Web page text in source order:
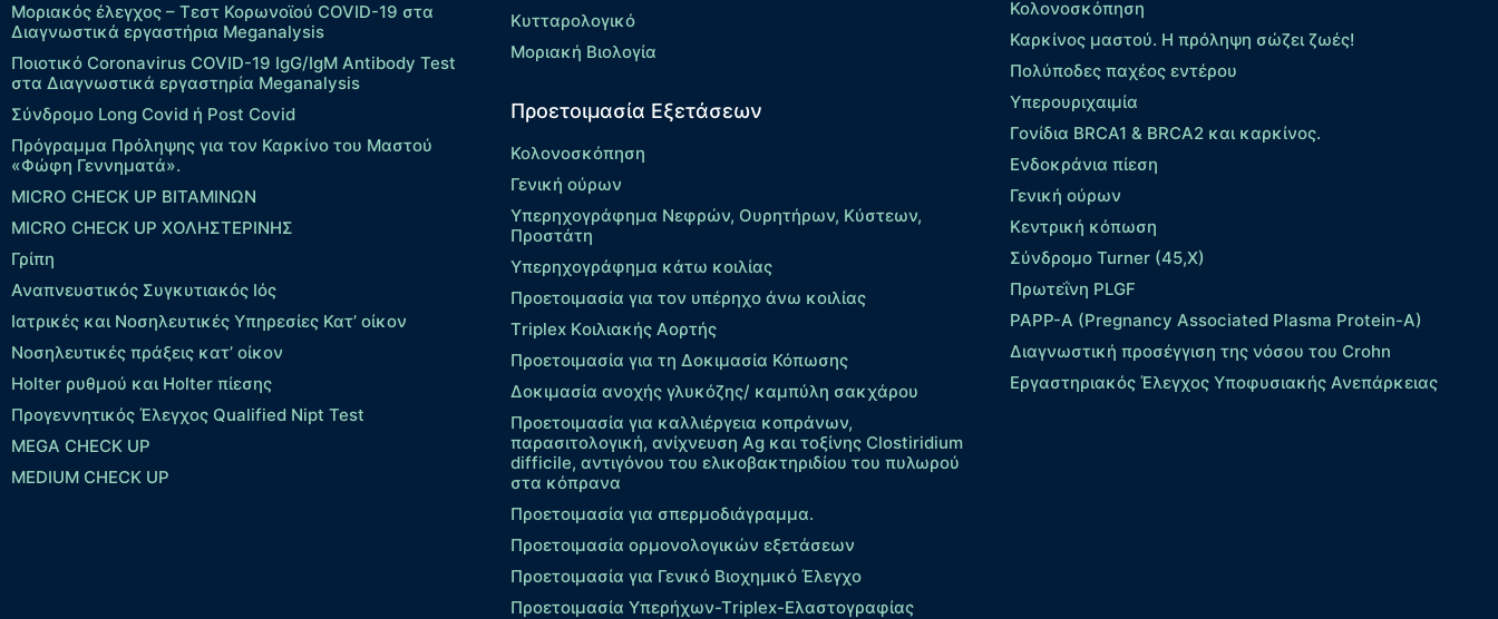
Μοριακός έλεγχος – Τεστ Κορωνοϊού COVID-19 στα
Διαγνωστικά εργαστήρια Meganalysis
Ποιοτικό Coronavirus COVID-19 IgG/IgM Antibody Test
στα Διαγνωστικά εργαστηρία Meganalysis
Σύνδρομο Long Covid ή Post Covid
Πρόγραμμα Πρόληψης για τον Καρκίνο του Μαστού
«Φώφη Γεννηματά».
MICRO CHECK UP ΒΙΤΑΜΙΝΩΝ
MICRO CHECK UP ΧΟΛΗΣΤΕΡΙΝΗΣ
Γρίπη
Αναπνευστικός Συγκυτιακός Ιός
Ιατρικές και Νοσηλευτικές Υπηρεσίες Κατ’ οίκον
Νοσηλευτικές πράξεις κατ’ οίκον
Holter ρυθμού και Holter πίεσης
Προγεννητικός Έλεγχος Qualified Nipt Test
MEGA CHECK UP
MEDIUM CHECK UP
Κυτταρολογικό
Μοριακή Βιολογία
Προετοιμασία Εξετάσεων
Κολονοσκόπηση
Γενική ούρων
Υπερηχογράφημα Νεφρών, Ουρητήρων, Κύστεων,
Προστάτη
Υπερηχογράφημα κάτω κοιλίας
Προετοιμασία για τον υπέρηχο άνω κοιλίας
Τriplex Kοιλιακής Αορτής
Προετοιμασία για τη Δοκιμασία Κόπωσης
Δοκιμασία ανοχής γλυκόζης/ καμπύλη σακχάρου
Προετοιμασία για καλλιέργεια κοπράνων,
παρασιτολογική, ανίχνευση Ag και τοξίνης Clostiridium
difficile, αντιγόνου του ελικοβακτηριδίου του πυλωρού
στα κόπρανα
Προετοιμασία για σπερμοδιάγραμμα.
Προετοιμασία ορμονολογικών εξετάσεων
Προετοιμασία για Γενικό Βιοχημικό Έλεγχο
Προετοιμασία Υπερήχων-Τriplex-Ελαστογραφίας
Κολονοσκόπηση
Καρκίνος μαστού. Η πρόληψη σώζει ζωές!
Πολύποδες παχέος εντέρου
Yπερουριχαιμία
Γονίδια BRCA1 & BRCA2 και καρκίνος.
Ενδοκράνια πίεση
Γενική ούρων
Κεντρική κόπωση
Σύνδρομο Turner (45,X)
Πρωτεΐνη PLGF
PAPP-A (Pregnancy Associated Plasma Protein-A)
Διαγνωστική προσέγγιση της νόσου του Crohn
Εργαστηριακός Έλεγχος Υποφυσιακής Ανεπάρκειας